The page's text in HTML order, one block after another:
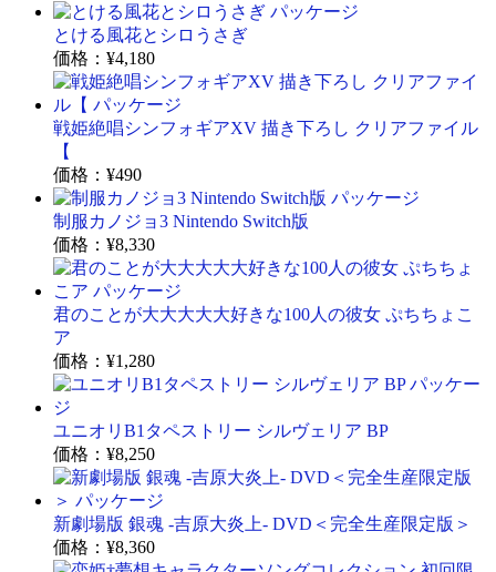
とける風花とシロうさぎ
価格： ¥4,180
戦姫絶唱シンフォギアXV 描き下ろし クリアファイル
【
価格： ¥490
制服カノジョ3 Nintendo Switch版
価格： ¥8,330
君のことが大大大大大好きな100人の彼女 ぷちちょこ
ア
価格： ¥1,280
ユニオリB1タペストリー シルヴェリア BP
価格： ¥8,250
新劇場版 銀魂 -吉原大炎上- DVD＜完全生産限定版＞
価格： ¥8,360